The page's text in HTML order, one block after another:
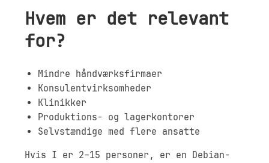
Hvem er det relevant
for?
Mindre håndværksfirmaer
Konsulentvirksomheder
Klinikker
Produktions- og lagerkontorer
Selvstændige med flere ansatte
Hvis I er 2–15 personer, er en Debian-